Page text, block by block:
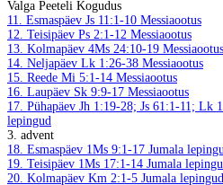
Valga Peeteli Kogudus
11. Esmaspäev Js 11:1-10 Messiaootus
12. Teisipäev Ps 2:1-12 Messiaootus
13. Kolmapäev 4Ms 24:10-19 Messiaootus
14. Neljapäev Lk 1:26-38 Messiaootus
15. Reede Mi 5:1-14 Messiaootus
16. Laupäev Sk 9:9-17 Messiaootus
17. Pühapäev Jh 1:19-28; Js 61:1-11; Lk
lepingud
3. advent
18. Esmaspäev 1Ms 9:1-17 Jumala
19. Teisipäev 1Ms 17:1-14 Jumala
20. Kolmapäev Km 2:1-5 Jumala lepingud